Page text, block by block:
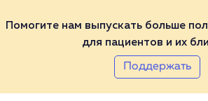
Помогите нам выпускать больше
для пациентов и их
Поддержать